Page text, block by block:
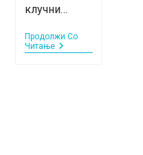
клучни…
Продолжи Со
Читање7